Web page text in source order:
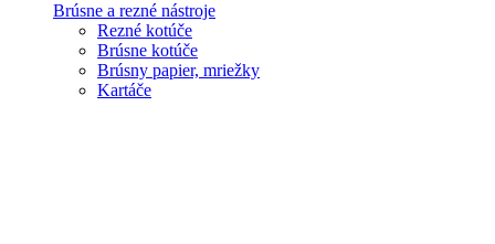
Brúsne a rezné nástroje
Rezné kotúče
Brúsne kotúče
Brúsny papier, mriežky
Kartáče